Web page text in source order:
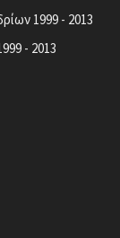
1999 - 2013
- 2013